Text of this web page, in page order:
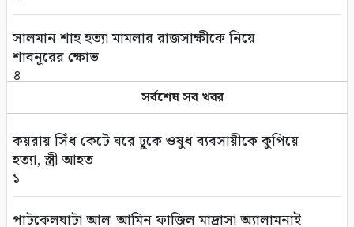
সালমান শাহ হত্যা মামলার রাজসাক্ষীকে নিয়ে
শাবনূরের ক্ষোভ
৪
বাংলাদেশ থেকে আনারস নেবে পাকিস্তান
৫
ইউএনওদের আরও মানবিক ও দায়িত্বশীল হওয়ার
আহ্বান প্রধানমন্ত্রীর
৬
সর্বশেষ সব খবর
কয়রায় সিঁধ কেটে ঘরে ঢুকে ওষুধ ব্যবসায়ীকে কুপিয়ে
হত্যা, স্ত্রী আহত
১
পাটকেলঘাটা আল-আমিন ফাজিল মাদ্রাসা অ্যালামনাই